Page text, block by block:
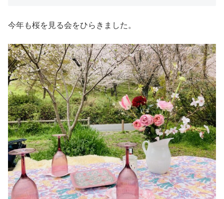
今年も桜を見る会をひらきました。